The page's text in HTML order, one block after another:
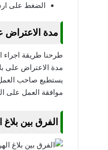
الضغط على
مدة الاعتراض
طرحنا طريقة اجراء
يستطيع صاحب العمل
موافقة العمل على
الفرق بين